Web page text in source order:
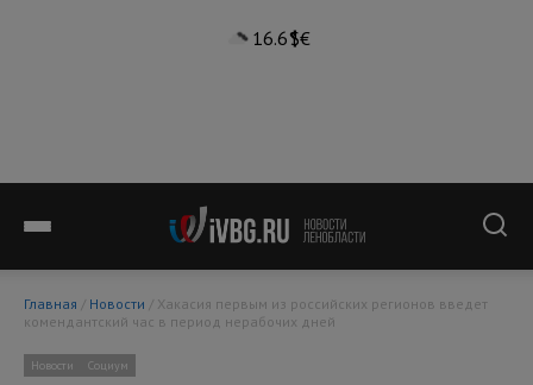
16.6°$€
Главная / Новости
комендантский час в период нерабочих дней
Новости Социум